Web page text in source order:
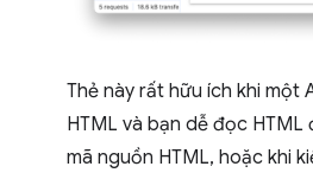
Thẻ này rất hữu ích khi một
HTML và bạn dễ đọc
mã nguồn HTML, hoặc khi